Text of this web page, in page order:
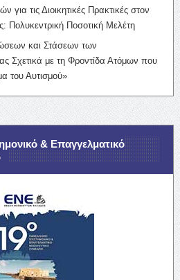
για τις Διοικητικές Πρακτικές στον
Πολυκεντρική Ποσοτική Μελέτη
και Στάσεων των
Σχετικά με τη Φροντίδα Ατόμων που
του Αυτισμού»
& Επαγγελματικό